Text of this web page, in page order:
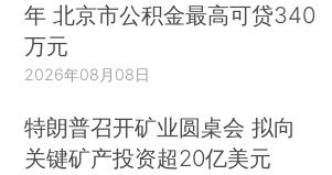
年 北京市公积金最高可贷340
万元
2026年08月08日
特朗普召开矿业圆桌会 拟向
关键矿产投资超20亿美元